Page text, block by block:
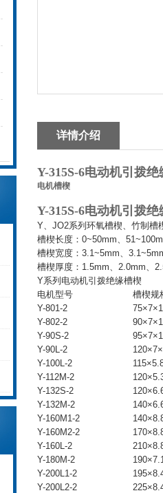
详情介绍
Y-315S-6电动机引拨
电机槽楔
Y-315S-6电动机引拨
Y、JO2系列环氧槽楔、竹制槽
槽楔长度：0~50mm、
槽楔宽度：3.1~5mm、
槽楔厚度：1.5mm、2.0mm、
Y系列电动机引拨绝缘槽楔
电机型号
槽楔规
Y-801-2
Y-802-2
Y-90S-2
Y-90L-2
Y-100L-2
Y-112M-2
Y-132S-2
Y-132M-2
Y-160M1-2
Y-160M2-2
Y-160L-2
Y-180M-2
Y-200L1-2
Y-200L2-2